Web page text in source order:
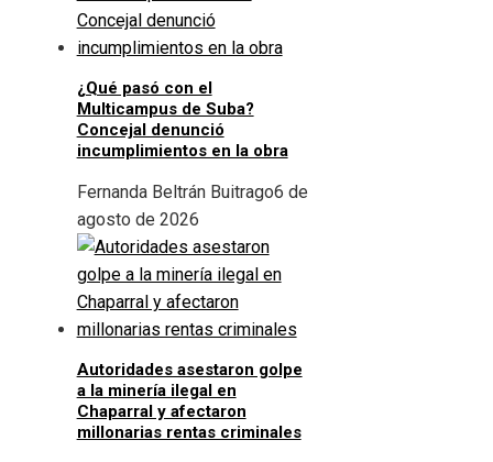
¿Qué pasó con el
Multicampus de Suba?
Concejal denunció
incumplimientos en la obra
Fernanda Beltrán Buitrago6 de
agosto de 2026
Autoridades asestaron golpe
a la minería ilegal en
Chaparral y afectaron
millonarias rentas criminales